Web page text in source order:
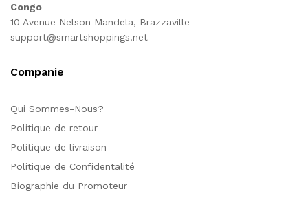
Congo
10 Avenue Nelson Mandela, Brazzaville
support@smartshoppings.net
Companie
Qui Sommes-Nous?
Politique de retour
Politique de livraison
Politique de Confidentalité
Biographie du Promoteur